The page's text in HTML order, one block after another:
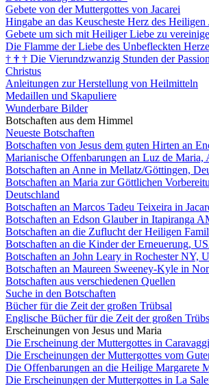
Gebete von der Muttergottes von Jacarei
Hingabe an das Keuscheste Herz des Heiligen
Gebete um sich mit Heiliger Liebe zu
Die Flamme der Liebe des Unbefleckten
† † † Die Vierundzwanzig Stunden der
Christus
Anleitungen zur Herstellung von Heilmitteln
Medaillen und Skapuliere
Wunderbare Bilder
Botschaften aus dem Himmel
Neueste Botschaften
Botschaften von Jesus dem guten Hirten an
Marianische Offenbarungen an Luz de Maria,
Botschaften an Anne in Mellatz/Göttingen,
Botschaften an Maria zur Göttlichen
Deutschland
Botschaften an Marcos Tadeu Teixeira in
Botschaften an Edson Glauber in Itapiranga
Botschaften an die Zuflucht der Heiligen
Botschaften an die Kinder der Erneuerung,
Botschaften an John Leary in Rochester NY,
Botschaften an Maureen Sweeney-Kyle in
Botschaften aus verschiedenen Quellen
Suche in den Botschaften
Bücher für die Zeit der großen Trübsal
Englische Bücher für die Zeit der großen
Erscheinungen von Jesus und Maria
Die Erscheinung der Muttergottes in
Die Erscheinungen der Muttergottes vom
Die Offenbarungen an die Heilige Margarete
Die Erscheinungen der Muttergottes in La